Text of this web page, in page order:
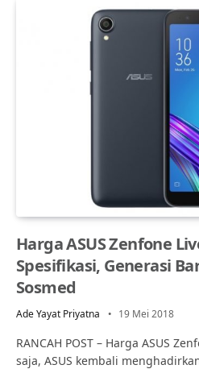
Harga ASUS Zenfone
Spesifikasi, Generasi
Sosmed
Ade Yayat Priyatna 19 Mei 2018
RANCAH POST – Harga ASUS
saja, ASUS kembali